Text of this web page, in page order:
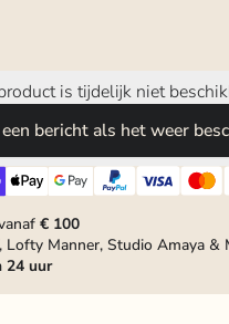
is tijdelijk niet
bericht als het weer
€ 100
Lofty Manner, Studio Amaya &
24 uur